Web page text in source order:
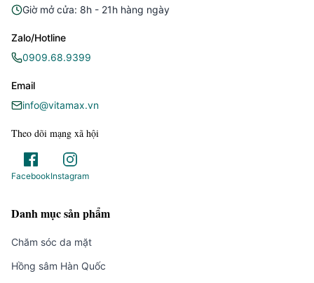
Giờ mở cửa: 8h - 21h hàng ngày
Zalo/Hotline
0909.68.9399
Email
info@vitamax.vn
Theo dõi mạng xã hội
FacebookInstagram
Danh mục sản phẩm
Chăm sóc da mặt
Hồng sâm Hàn Quốc